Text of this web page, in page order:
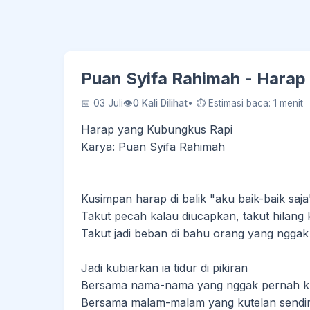
Puan Syifa Rahimah -
📅 03 Juli👁0 Kali Dilihat• ⏱ Estimasi baca: 1 menit
Harap yang Kubungkus Rapi
Karya: Puan Syifa Rahimah
Kusimpan harap di balik "aku baik-baik
Takut pecah kalau diucapkan, takut hilang
Takut jadi beban di bahu orang yang
Jadi kubiarkan ia tidur di pikiran
Bersama nama-nama yang nggak pernah
Bersama malam-malam yang kutelan